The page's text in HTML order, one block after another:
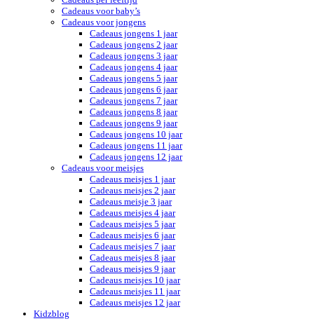
Cadeaus voor baby’s
Cadeaus voor jongens
Cadeaus jongens 1 jaar
Cadeaus jongens 2 jaar
Cadeaus jongens 3 jaar
Cadeaus jongens 4 jaar
Cadeaus jongens 5 jaar
Cadeaus jongens 6 jaar
Cadeaus jongens 7 jaar
Cadeaus jongens 8 jaar
Cadeaus jongens 9 jaar
Cadeaus jongens 10 jaar
Cadeaus jongens 11 jaar
Cadeaus jongens 12 jaar
Cadeaus voor meisjes
Cadeaus meisjes 1 jaar
Cadeaus meisjes 2 jaar
Cadeaus meisje 3 jaar
Cadeaus meisjes 4 jaar
Cadeaus meisjes 5 jaar
Cadeaus meisjes 6 jaar
Cadeaus meisjes 7 jaar
Cadeaus meisjes 8 jaar
Cadeaus meisjes 9 jaar
Cadeaus meisjes 10 jaar
Cadeaus meisjes 11 jaar
Cadeaus meisjes 12 jaar
Kidzblog